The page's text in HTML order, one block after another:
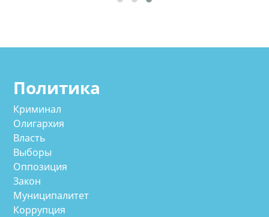
Политика
Криминал
Олигархия
Власть
Выборы
Оппозиция
Закон
Муниципалитет
Коррупция